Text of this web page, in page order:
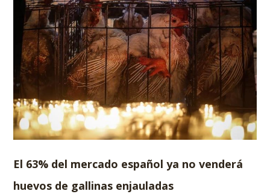
El 63% del mercado español ya no venderá
huevos de gallinas enjauladas